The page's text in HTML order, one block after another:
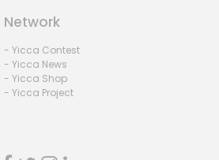
Network
- Yicca Contest
- Yicca News
- Yicca Shop
- Yicca Project